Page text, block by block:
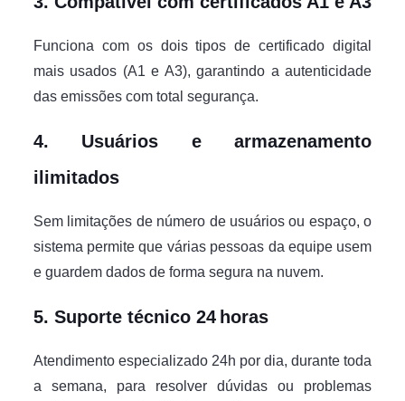
Funciona com os dois tipos de certificado digital
mais usados (A1 e A3), garantindo a autenticidade
das emissões com total segurança.
4. Usuários e armazenamento
ilimitados
Sem limitações de número de usuários ou espaço, o
sistema permite que várias pessoas da equipe usem
e guardem dados de forma segura na nuvem.
5. Suporte técnico 24 horas
Atendimento especializado 24h por dia, durante toda
a semana, para resolver dúvidas ou problemas